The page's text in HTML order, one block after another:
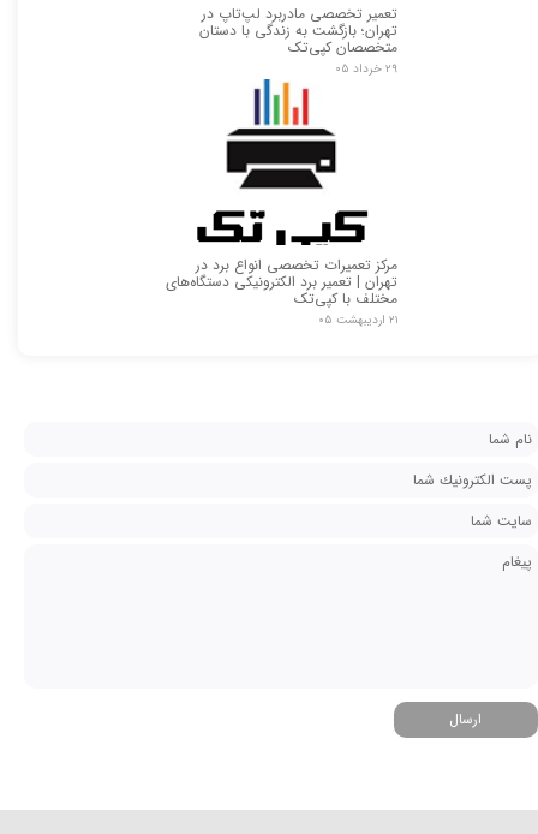
تعمیر تخصصی مادربرد لپ‌تاپ در
تهران؛ بازگشت به زندگی با دستان
متخصصان کپی‌تک
۲۹ خرداد ۰۵
مرکز تعمیرات تخصصی انواع برد در
تهران | تعمیر برد الکترونیکی دستگاه‌های
مختلف با کپی‌تک
۲۱ اردیبهشت ۰۵
ارسال